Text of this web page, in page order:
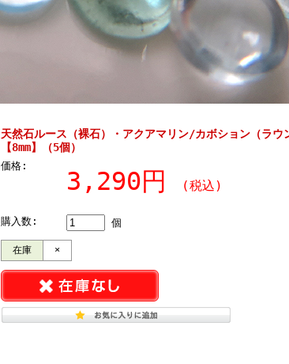
天然石ルース（裸石）・アクアマリン/カボション（ラウ
【8mm】（5個）
価格:
3,290円 (税込)
購入数: 個
在庫 ×